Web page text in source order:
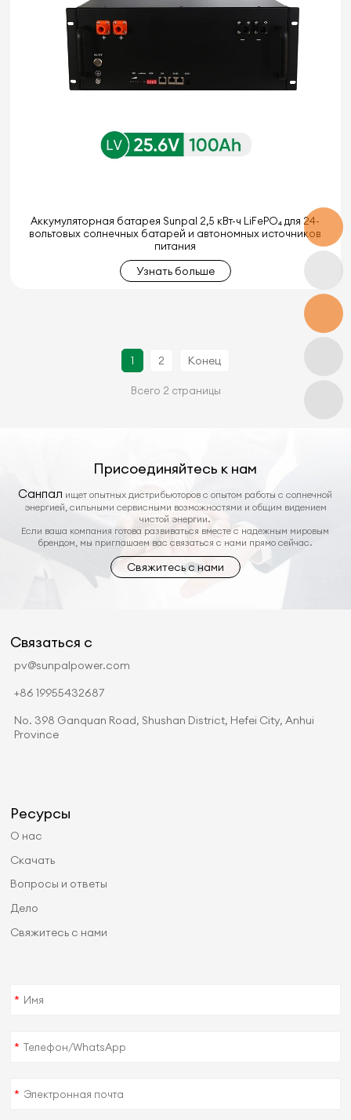
Аккумуляторная батарея Sunpal 2,5 кВт-ч LiFePO₄ для 24-
вольтовых солнечных батарей и автономных источников
питания
Узнать больше
1 2 Конец
Всего 2 страницы
Присоединяйтесь к нам
Санпал ищет опытных дистрибьюторов с опытом работы с солнечной
энергией, сильными сервисными возможностями и общим видением
чистой энергии.
Если ваша компания готова развиваться вместе с надежным мировым
брендом, мы приглашаем вас связаться с нами прямо сейчас.
Свяжитесь с нами
Связаться с
pv@sunpalpower.com
+86 19955432687
No. 398 Ganquan Road, Shushan District, Hefei City, Anhui
Province
Ресурсы
О нас
Скачать
Вопросы и ответы
Дело
Свяжитесь с нами
*
*
*